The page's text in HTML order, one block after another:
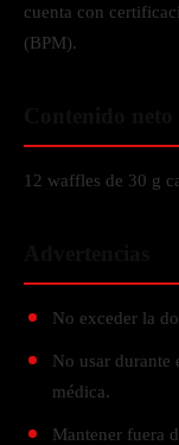
cuenta con
(BPM).
12 waffles de 30 g
No exceder la
No usar durante
médica.
Mantener fuera